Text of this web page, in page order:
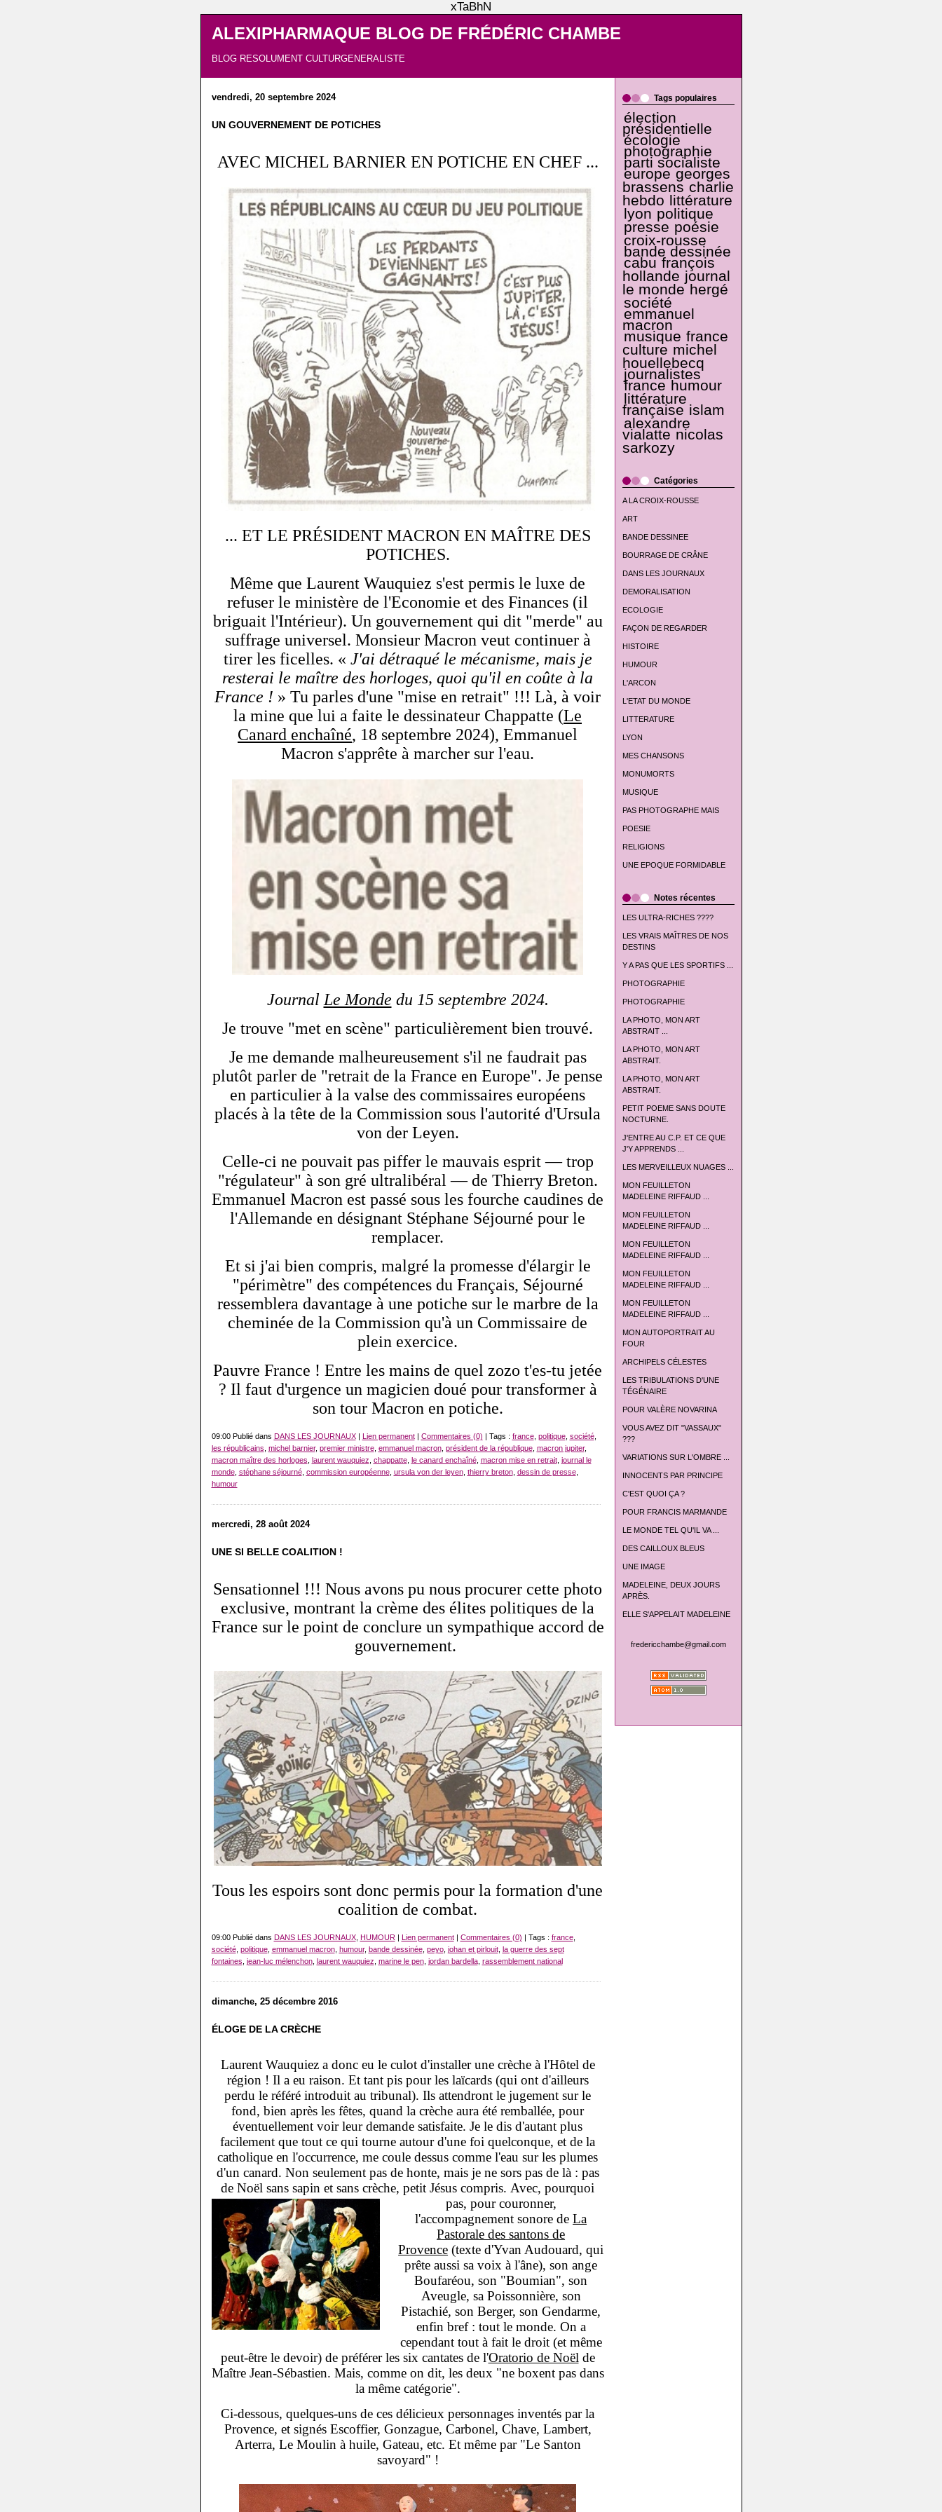
xTaBhN
ALEXIPHARMAQUE BLOG DE FRÉDÉRIC CHAMBE
BLOG RESOLUMENT CULTURGENERALISTE
Tags populaires
élection
présidentielle
écologie
photographie
parti socialiste
europe georges
brassens charlie
hebdo littérature
lyon politique
presse poésie
croix-rousse
bande dessinée
cabu françois
hollande journal
le monde hergé
société
emmanuel
macron
musique france
culture michel
houellebecq
journalistes
france humour
littérature
française islam
alexandre
vialatte nicolas
sarkozy
Catégories
A LA CROIX-ROUSSE
ART
BANDE DESSINEE
BOURRAGE DE CRÂNE
DANS LES JOURNAUX
DEMORALISATION
ECOLOGIE
FAÇON DE REGARDER
HISTOIRE
HUMOUR
L'ARCON
L'ETAT DU MONDE
LITTERATURE
LYON
MES CHANSONS
MONUMORTS
MUSIQUE
PAS PHOTOGRAPHE MAIS
POESIE
RELIGIONS
UNE EPOQUE FORMIDABLE
Notes récentes
LES ULTRA-RICHES ????
LES VRAIS MAÎTRES DE NOS
DESTINS
Y A PAS QUE LES SPORTIFS ...
PHOTOGRAPHIE
PHOTOGRAPHIE
LA PHOTO, MON ART
ABSTRAIT ...
LA PHOTO, MON ART
ABSTRAIT.
LA PHOTO, MON ART
ABSTRAIT.
PETIT POEME SANS DOUTE
NOCTURNE.
J'ENTRE AU C.P. ET CE QUE
J'Y APPRENDS ...
LES MERVEILLEUX NUAGES ...
MON FEUILLETON
MADELEINE RIFFAUD ...
MON FEUILLETON
MADELEINE RIFFAUD ...
MON FEUILLETON
MADELEINE RIFFAUD ...
MON FEUILLETON
MADELEINE RIFFAUD ...
MON FEUILLETON
MADELEINE RIFFAUD ...
MON AUTOPORTRAIT AU
FOUR
ARCHIPELS CÉLESTES
LES TRIBULATIONS D'UNE
TÉGÉNAIRE
POUR VALÈRE NOVARINA
VOUS AVEZ DIT "VASSAUX"
???
VARIATIONS SUR L'OMBRE ...
INNOCENTS PAR PRINCIPE
C'EST QUOI ÇA ?
POUR FRANCIS MARMANDE
LE MONDE TEL QU'IL VA ...
DES CAILLOUX BLEUS
UNE IMAGE
MADELEINE, DEUX JOURS
APRÈS.
ELLE S'APPELAIT MADELEINE
fredericchambe@gmail.com
vendredi, 20 septembre 2024
UN GOUVERNEMENT DE POTICHES
AVEC MICHEL BARNIER EN POTICHE EN CHEF ...
... ET LE PRÉSIDENT MACRON EN MAÎTRE DES
POTICHES.
Même que Laurent Wauquiez s'est permis le luxe de
refuser le ministère de l'Economie et des Finances (il
briguait l'Intérieur). Un gouvernement qui dit "merde" au
suffrage universel. Monsieur Macron veut continuer à
tirer les ficelles. « J'ai détraqué le mécanisme, mais je
resterai le maître des horloges, quoi qu'il en coûte à la
France ! » Tu parles d'une "mise en retrait" !!! Là, à voir
la mine que lui a faite le dessinateur Chappatte (Le
Canard enchaîné, 18 septembre 2024), Emmanuel
Macron s'apprête à marcher sur l'eau.
Journal Le Monde du 15 septembre 2024.
Je trouve "met en scène" particulièrement bien trouvé.
Je me demande malheureusement s'il ne faudrait pas
plutôt parler de "retrait de la France en Europe". Je pense
en particulier à la valse des commissaires européens
placés à la tête de la Commission sous l'autorité d'Ursula
von der Leyen.
Celle-ci ne pouvait pas piffer le mauvais esprit — trop
"régulateur" à son gré ultralibéral — de Thierry Breton.
Emmanuel Macron est passé sous les fourche caudines de
l'Allemande en désignant Stéphane Séjourné pour le
remplacer.
Et si j'ai bien compris, malgré la promesse d'élargir le
"périmètre" des compétences du Français, Séjourné
ressemblera davantage à une potiche sur le marbre de la
cheminée de la Commission qu'à un Commissaire de
plein exercice.
Pauvre France ! Entre les mains de quel zozo t'es-tu jetée
? Il faut d'urgence un magicien doué pour transformer à
son tour Macron en potiche.
09:00 Publié dans DANS LES JOURNAUX| Lien permanent| Commentaires (0) | Tags : france, politique, société,
les républicains michel barnier, premier ministre, emmanuel macron, président de la république, macron jupiter,
macron maître des horloges laurent wauquiez chappatte, le canard enchaîné, macron mise en retrait, journal le
monde, stéphane séjourné, commission européenne, ursula von der leyen, thierry breton, dessin de presse,
humour
mercredi, 28 août 2024
UNE SI BELLE COALITION !
Sensationnel !!! Nous avons pu nous procurer cette photo
exclusive, montrant la crème des élites politiques de la
France sur le point de conclure un sympathique accord de
gouvernement.
Tous les espoirs sont donc permis pour la formation d'une
coalition de combat.
09:00 Publié dans DANS LES JOURNAUX, HUMOUR| Lien permanent| Commentaires (0) | Tags : france,
société, politique, emmanuel macron, humour, bande dessinée, peyo, johan et pirlouit,
la guerre des sept
fontaines jean-luc mélenchon, laurent wauquiez marine le pen, jordan bardella, rassemblement national
dimanche, 25 décembre 2016
ÉLOGE DE LA CRÈCHE
Laurent Wauquiez a donc eu le culot d'installer une crèche à l'Hôtel de
région ! Il a eu raison. Et tant pis pour les laïcards (qui ont d'ailleurs
perdu le référé introduit au tribunal). Ils attendront le jugement sur le
fond, bien après les fêtes, quand la crèche aura été remballée, pour
éventuellement voir leur demande satisfaite. Je le dis d'autant plus
facilement que tout ce qui tourne autour d'une foi quelconque, et de la
catholique en l'occurrence, me coule dessus comme l'eau sur les plumes
d'un canard. Non seulement pas de honte, mais je ne sors pas de là : pas
de Noël sans sapin et sans crèche, petit Jésus compris. Avec, pourquoi
pas, pour couronner,
l'accompagnement sonore deLa
Pastorale des santons de
Provence (texte d'Yvan Audouard, qui
prête aussi sa voix à l'âne), son ange
Boufaréou, son "Boumian", son
Aveugle, sa Poissonnière, son
Pistachié, son Berger, son Gendarme,
enfin bref : tout le monde. On a
cependant tout à fait le droit (et même
peut-être le devoir) de préférer les six cantates de l'Oratorio de Noëlde
Maître Jean-Sébastien. Mais, comme on dit, les deux "ne boxent pas dans
la même catégorie".
Ci-dessous, quelques-uns de ces délicieux personnages inventés par la
Provence, et signés Escoffier, Gonzague, Carbonel, Chave, Lambert,
Arterra, Le Moulin à huile, Gateau, etc. Et même par "Le Santon
savoyard" !